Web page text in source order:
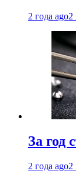
2 года ago2
За год
2 года ago2